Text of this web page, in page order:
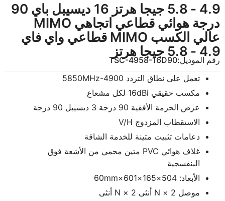
4.9 - 5.8 جيجا هرتز 16 ديسيبل باي 90
درجة هوائي قطاعي اتجاهي MIMO
عالي الكسب MIMO قطاعي واي فاي
4.9 - 5.8 جيجا هرتز
رقم الموديل:TSC-4958-16D90
تعمل على نطاق التردد 4900-5850MHz
مكسب حقيقي 16dBi لكل مشعاع
عرض الحزمة الأفقية 90 درجة 3 ديسيبل 90 درجة
الاستقطاب المزدوج V/H
دعامات تثبيت متينة للخدمة الشاقة
غلاف هوائي PVC متين محمي من الأشعة فوق
البنفسجية
الأبعاد: 504×165×601×60mm
موصل 2 × N أنثى 2 × N أنثى